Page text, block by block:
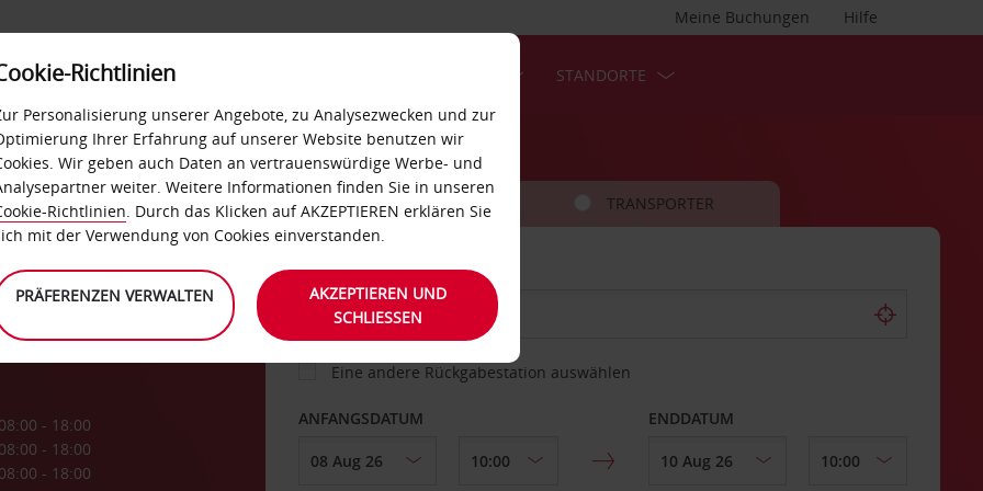
Hilfe
Meine Buchungen
SELF-SERVICES STANDORTE
08:00 - 18:00
08:00 - 18:00
08:00 - 18:00
FAHRZEUG TRANSPORTER
ABHOLEN VON
Eine andere Rückgabestation auswählen
ANFANGSDATUM ENDDATUM
Richtlinien
Personalisierung unserer Angebote, zu Analysezwecken und zur
Ihrer Erfahrung auf unserer Website benutzen wir
Wir geben auch Daten an vertrauenswürdige Werbe- und
weiter. Weitere Informationen finden Sie in unseren
Richtlinien. Durch das Klicken auf AKZEPTIEREN erklären Sie
mit der Verwendung von Cookies einverstanden.
PRÄFERENZEN VERWALTEN
AKZEPTIEREN UND
SCHLIESSEN